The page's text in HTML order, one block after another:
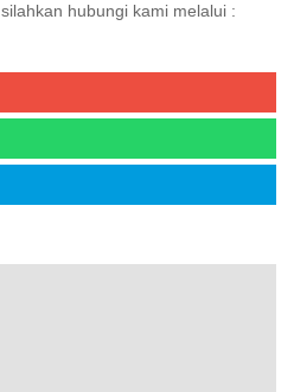
, silahkan hubungi kami melalui :